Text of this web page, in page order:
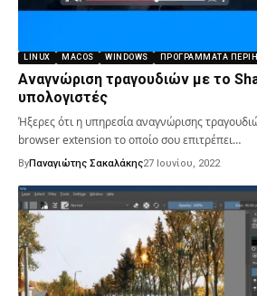
LINUX MACOS WINDOWS ΠΡΟΓΡΆΜΜΑΤΑ
Αναγνώριση τραγουδιών με το
υπολογιστές
Ήξερες ότι η υπηρεσία αναγνώρισης
browser extension το οποίο σου επιτρέπει…
ByΠαναγιώτης Σακαλάκης27 Ιουνίου, 2022